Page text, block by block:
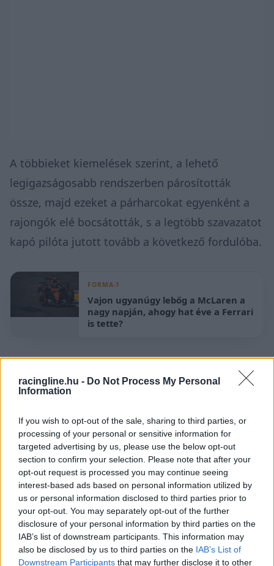
racingline.hu - Do Not Process My Personal
Information
If you wish to opt-out of the sale, sharing to third parties, or
processing of your personal or sensitive information for
targeted advertising by us, please use the below opt-out
section to confirm your selection. Please note that after your
opt-out request is processed you may continue seeing
interest-based ads based on personal information utilized by
us or personal information disclosed to third parties prior to
your opt-out. You may separately opt-out of the further
disclosure of your personal information by third parties on the
IAB’s list of downstream participants. This information may
also be disclosed by us to third parties on the IAB’s List of
Downstream Participants that may further disclose it to other
A többieket kiemelések szerint, a lehető
legigazságosabb rendszerben párosították
össze, majd ezeket a párharcokat egyenként a
rajongók elé bocsátották, s a legtöbb szavazatot
kapó pilóta jutott tovább a következő fordulóba.
FORMA-1
Vajon ugyanúgy lebőg a McLaren a
nagy napján, ahogy hat éve a Ferrari
is tette?
többnyire a papírforma érvényesült, bár már itt
Fittipaldi Kimi Räikkönennel szemben. A legjobb
nyolc között aztán Lewis Hamilton kiejtette a
finnt, míg a többi párharcban Ayrton Senna Niki
Laudát, Mika Häkkinen Fernando Alonsót, Alain
Prost pedig James Huntot győzte le.